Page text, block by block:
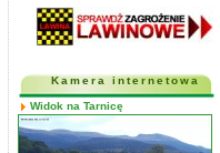
Kamera internetowa
Widok na Tarnicę